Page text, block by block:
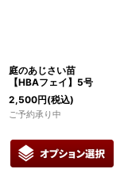
庭のあじさい苗
【HBAフェイ】5号
2,500円(税込)
ご予約承り中